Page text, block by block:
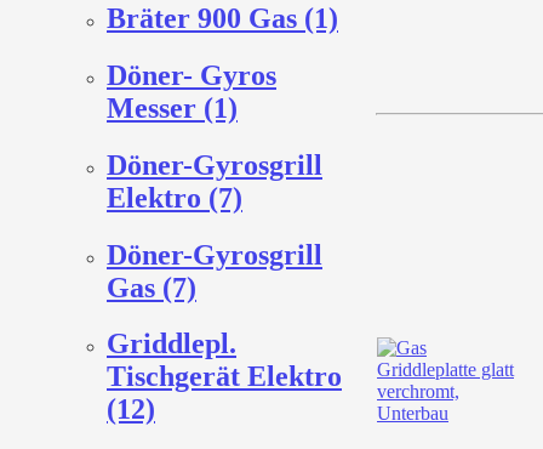
Bräter 900 Gas (1)
Döner- Gyros
Messer (1)
Döner-Gyrosgrill
Elektro (7)
Döner-Gyrosgrill
Gas (7)
Griddlepl.
Tischgerät Elektro
(12)